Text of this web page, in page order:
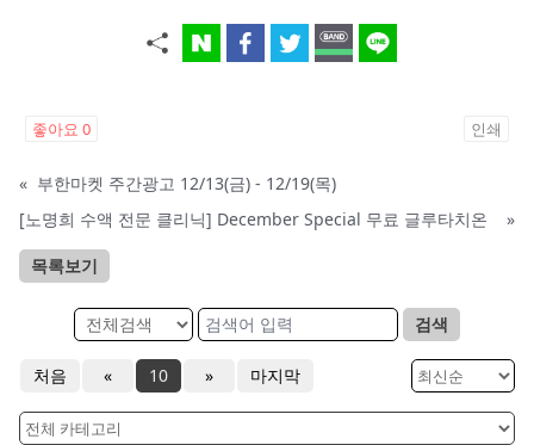
좋아요 0 인쇄
« 부한마켓 주간광고 12/13(금) - 12/19(목)
[노명희 수액 전문 클리닉] December Special 무료 글루타치온
»
목록보기
검색
처음 « 10 » 마지막